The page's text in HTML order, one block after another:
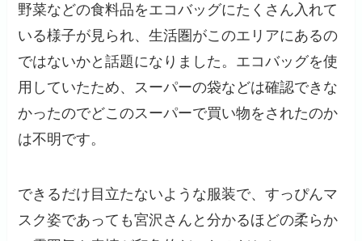
野菜などの食料品をエコバッグにたくさん入れて
いる様子が見られ、生活圏がこのエリアにあるの
ではないかと話題になりました。エコバッグを使
用していたため、スーパーの袋などは確認できな
かったのでどこのスーパーで買い物をされたのか
は不明です。
できるだけ目立たないような服装で、すっぴんマ
スク姿であっても宮沢さんと分かるほどの柔らか